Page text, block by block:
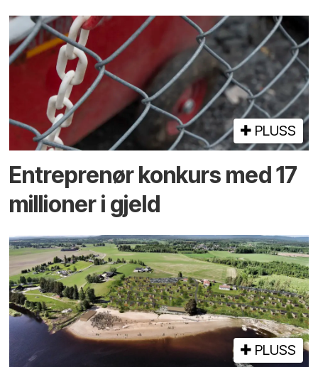
PLUSS
Entreprenør konkurs med 17
millioner i gjeld
PLUSS